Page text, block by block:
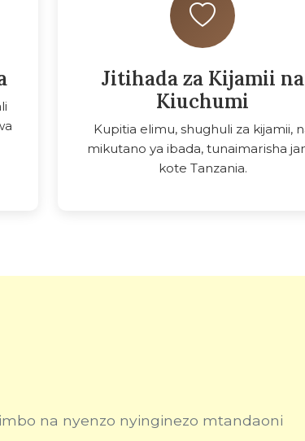
Jitihada za Kijamii na
Kiuchumi
Kupitia elimu, shughuli za kijamii,
mikutano ya ibada, tunaimarisha
kote Tanzania.
na nyenzo nyinginezo mtandaoni